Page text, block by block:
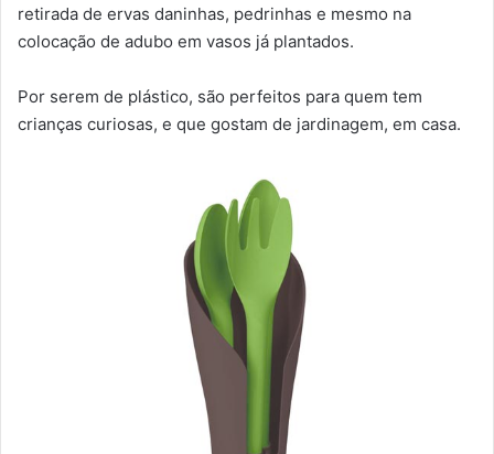
retirada de ervas daninhas, pedrinhas e mesmo na
colocação de adubo em vasos já plantados.
Por serem de plástico, são perfeitos para quem tem
crianças curiosas, e que gostam de jardinagem, em casa.